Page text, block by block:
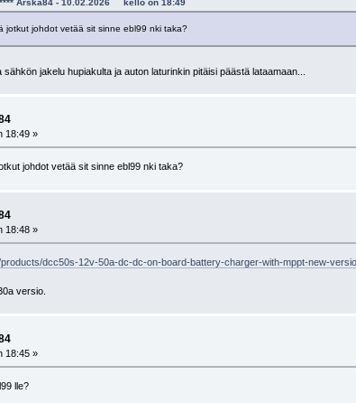
Arska84 - 10.02.2026 kello on 18:49
jotkut johdot vetää sit sinne ebl99 nki taka?
sähkön jakelu hupiakulta ja auton laturinkin pitäisi päästä lataamaan...
18:49 »
johdot vetää sit sinne ebl99 nki taka?
18:48 »
dcc50s-12v-50a-dc-dc-on-board-battery-charger-with-mppt-new-
versio.
18:45 »
lle?